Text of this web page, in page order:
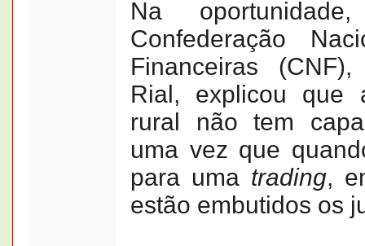
Na
Confederação
Financeiras
Rial, explicou que
rural não tem
uma vez que
para uma trading,
estão embutidos os